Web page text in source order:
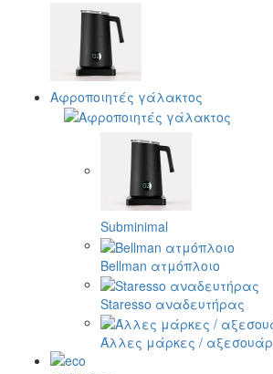
Αφροποιητές γάλακτος
Subminimal
Bellman ατμόπλοιο
Staresso αναδευτήρας
Άλλες μάρκες / αξεσουάρ